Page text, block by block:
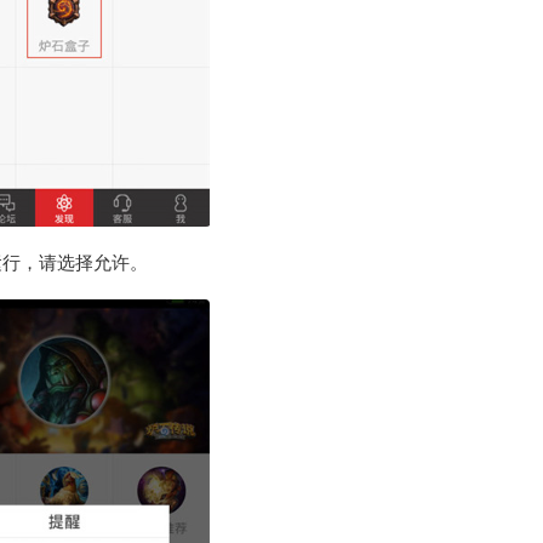
，请选择允许。